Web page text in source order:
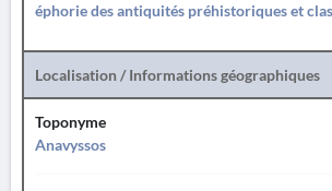
éphorie des antiquités préhistoriques et
Localisation / Informations géographiques
Toponyme
Anavyssos